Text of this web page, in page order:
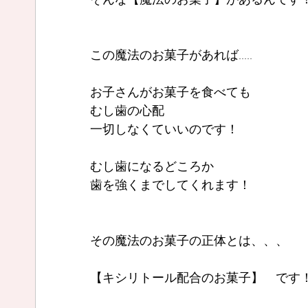
この魔法のお菓子があれば.....
お子さんがお菓子を食べても
むし歯の心配
一切しなくていいのです！
むし歯になるどころか
歯を強くまでしてくれます！
その魔法のお菓子の正体とは、、、
【キシリトール配合のお菓子】　です